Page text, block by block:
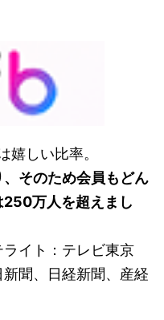
嬉しい比率。
そのため会員もどん
250万人を超えまし
イト：テレビ東京
聞、日経新聞、産経